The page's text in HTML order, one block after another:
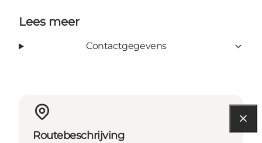
Lees meer
Contactgegevens
Routebeschrijving